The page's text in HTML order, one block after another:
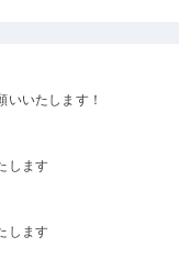
いたします！
します
します